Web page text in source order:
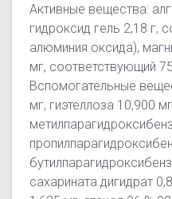
Активные вещества:
гидроксид гель 2,18 г,
алюминия оксида),
мг, соответствующий
Вспомогательные
мг, гиэтеллоза 10,900
сахарината дигидрат